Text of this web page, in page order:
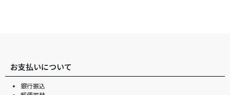
お支払いについて
銀行振込